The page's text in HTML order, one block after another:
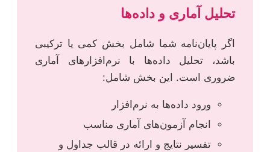
تحلیل آماری و داده‌ها
اگر پایان‌نامه شما شامل بخش کمی یا ترکیبی
باشد، تحلیل داده‌ها با نرم‌افزارهای آماری
ضروری است. این بخش شامل:
ورود داده‌ها به نرم‌افزار
انجام آزمون‌های آماری مناسب
تفسیر نتایج و ارائه در قالب جداول و